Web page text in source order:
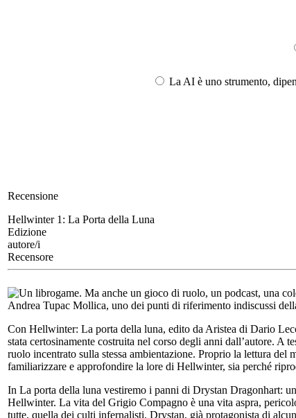
La AI è uno strumento,
Recensione
Hellwinter 1: La Porta della Luna
Edizione
autore/i
Recensore
Un librogame. Ma anche un gioco di ruolo, un podcast, una
Andrea Tupac Mollica, uno dei punti di riferimento indiscussi
Con Hellwinter: La porta della luna, edito da Aristea di Dario
stata certosinamente costruita nel corso degli anni dall’autore.
ruolo incentrato sulla stessa ambientazione. Proprio la lettura del
familiarizzare e approfondire la lore di Hellwinter, sia perché
In La porta della luna vestiremo i panni di Drystan Dragonhart:
Hellwinter. La vita del Grigio Compagno è una vita aspra,
tutte, quella dei culti infernalisti. Drystan, già protagonista di